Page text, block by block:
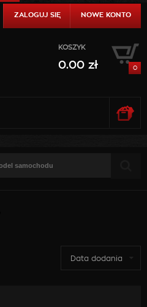
ZALOGUJ SIĘ NOWE KONTO
KOSZYK
0.00 zł 0
Data dodania